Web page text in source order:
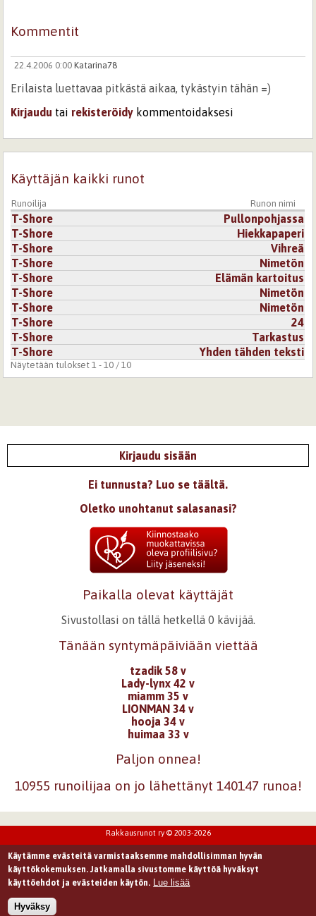
Kommentit
22.4.2006 0:00 Katarina78
Erilaista luettavaa pitkästä aikaa, tykästyin tähän =)
Kirjaudu tai rekisteröidy kommentoidaksesi
Käyttäjän kaikki runot
Runoilija Runon nimi
T-Shore
Pullonpohjassa
T-Shore
Hiekkapaperi
T-Shore
Vihreä
T-Shore
Nimetön
T-Shore
Elämän kartoitus
T-Shore
Nimetön
T-Shore
Nimetön
T-Shore
24
T-Shore
Tarkastus
T-Shore
Yhden tähden teksti
Näytetään tulokset 1 - 10 / 10
Kirjaudu sisään
Ei tunnusta? Luo se täältä.
Oletko unohtanut salasanasi?
Paikalla olevat käyttäjät
Sivustollasi on tällä hetkellä 0 kävijää.
Tänään syntymäpäiviään viettää
tzadik 58 v
Lady-lynx 42 v
miamm 35 v
LIONMAN 34 v
hooja 34 v
huimaa 33 v
Paljon onnea!
10955 runoilijaa on jo lähettänyt 140147 runoa!
Rakkausrunot ry © 2003-2026
Käytämme evästeitä varmistaaksemme mahdollisimman hyvän
käyttökokemuksen. Jatkamalla sivustomme käyttöä hyväksyt
käyttöehdot ja evästeiden käytön. Lue lisää
Hyväksy